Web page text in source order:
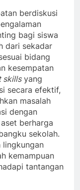
berdiskusi
bagi siswa
dari sekadar
bidang
kesempatan
skillsyang
secara efektif,
masalah
dengan
berharga
sekolah.
lingkungan
kemampuan
tantangan